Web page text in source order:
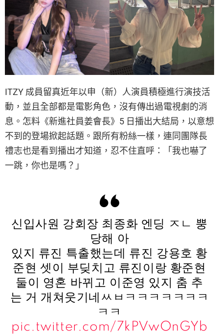
ITZY 成員留真近年以申（新）人演員積極進行演技活
動，並且全部都是電影角色，沒有傳出過電視劇的消
息。怎料《新進社員姜會長》5 日播出大結局，以意想
不到的登場掀起話題。跟所有粉絲一樣，連同團隊長
禮志也是看到播出才知道，忍不住直呼：「我也嚇了
一跳，你也是嗎？」
신입사원 강회장 최종화 엔딩 ㅈㄴ 뿡
당해 아
있지 류진 특출했는데 류진 강용호 황
준현 셋이 부딪치고 류진이랑 황준현
둘이 영혼 바뀌고 이준영 있지 춤 추
는 거 개쳐웃기네ㅆㅂㅋㅋㅋㅋㅋㅋㅋ
ㅋㅋ
pic.twitter.com/7kPVwOnGYb